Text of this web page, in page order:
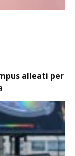
alleati per